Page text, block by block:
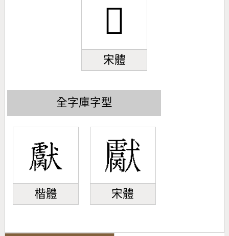
󿧆
宋體
全字庫字型
楷體 宋體